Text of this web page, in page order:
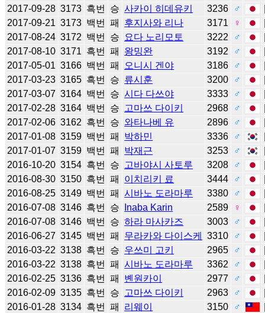
2017-09-28 3173 흑번 승 사카이 히데유키 3236 ♂
2017-09-21 3173 백번 패 후지사와 리나 3171 ♀
2017-08-24 3172 백번 승 요다 노리모토 3222 ♂
2017-08-10 3171 흑번 패 왕밍완 3192 ♂
2017-05-01 3166 백번 패 오니시 겐야 3186 ♂
2017-03-23 3165 흑번 승 류시훈 3200 ♂
2017-03-07 3164 백번 승 시다 다쓰야 3333 ♂
2017-02-28 3164 백번 승 고마쓰 다이키 2968 ♂
2017-02-06 3162 흑번 승 와타나베 유 2896 ♂
2017-01-08 3159 백번 패 박하민 3336 ♂
2017-01-07 3159 백번 패 박재근 3253 ♂
2016-10-20 3154 흑번 승 고바야시 사토루 3208 ♂
2016-08-30 3150 흑번 패 이치리키 료 3444 ♂
2016-08-25 3149 백번 패 시바노 도라마루 3380 ♂
2016-07-08 3146 흑번 승 Inaba Karin 2589 ♀
2016-07-08 3146 백번 승 하라 마사카즈 3003 ♂
2016-06-27 3145 백번 패 무라카와 다이스케 3310 ♂
2016-03-22 3138 흑번 승 우쓰미 고키 2965 ♂
2016-03-22 3138 흑번 패 시바노 도라마루 3362 ♂
2016-02-25 3136 흑번 패 볜원카이 2977 ♂
2016-02-09 3135 흑번 승 고마쓰 다이키 2963 ♂
2016-01-28 3134 흑번 패 리웨이 3150 ♂